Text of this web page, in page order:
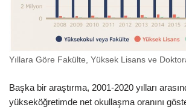
Yıllara Göre Fakülte, Yüksek Lisans ve
Başka bir araştırma, 2001-2020 yılları
yükseköğretimde net okullaşma oranını